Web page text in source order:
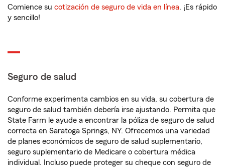
Comience su cotización de seguro de vida en línea. ¡Es rápido
y sencillo!
Seguro de salud
Conforme experimenta cambios en su vida, su cobertura de
seguro de salud también debería irse ajustando. Permita que
State Farm le ayude a encontrar la póliza de seguro de salud
correcta en Saratoga Springs, NY. Ofrecemos una variedad
de planes económicos de seguro de salud suplementario,
seguro suplementario de Medicare o cobertura médica
individual. Incluso puede proteger su cheque con seguro de